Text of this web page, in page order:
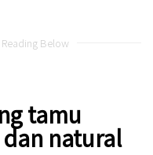
Below
tamu
natural